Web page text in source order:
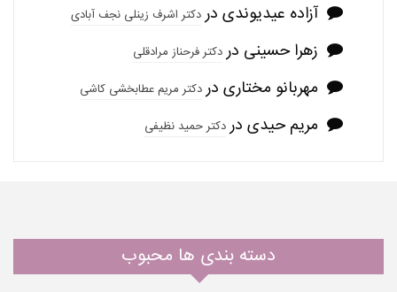
آزاده عیدیوندی دردکتر اشرف زینلی نجف آبادی
زهرا حسینی دردکتر فرحناز مرادقلی
مهربانو مختاری دردکتر مریم عطابخشی کاشی
مریم حیدی دردکتر حمید نظیفی
دسته بندی ها محبوب